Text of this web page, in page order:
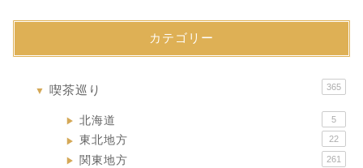
カテゴリー
▼ 喫茶巡り 365
▶ 北海道 5
▶ 東北地方 22
▶ 関東地方 261